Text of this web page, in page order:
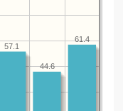
61.4
44.6
57.1